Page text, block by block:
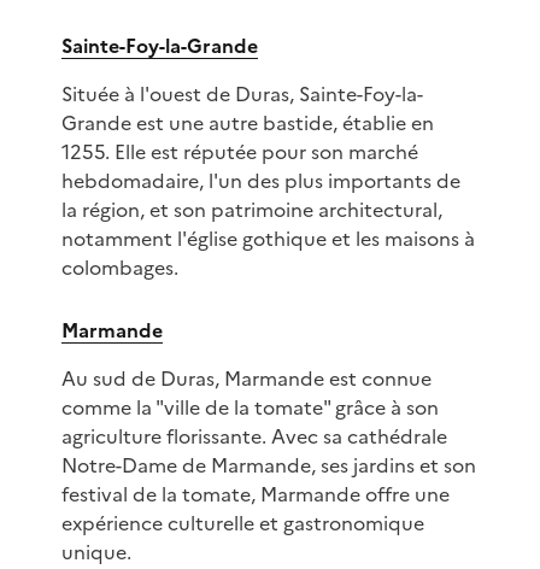
Sainte-Foy-la-Grande
Située à l'ouest de Duras, Sainte-Foy-la-
Grande est une autre bastide, établie en
1255. Elle est réputée pour son marché
hebdomadaire, l'un des plus importants de
la région, et son patrimoine architectural,
notamment l'église gothique et les maisons à
colombages.
Marmande
Au sud de Duras, Marmande est connue
comme la "ville de la tomate" grâce à son
agriculture florissante. Avec sa cathédrale
Notre-Dame de Marmande, ses jardins et son
festival de la tomate, Marmande offre une
expérience culturelle et gastronomique
unique.